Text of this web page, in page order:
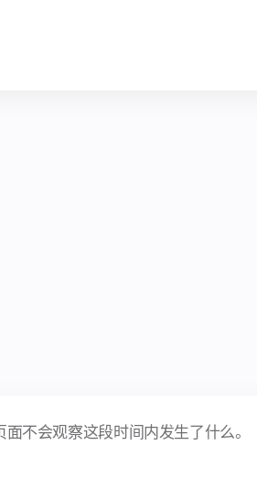
不会观察这段时间内发生了什么。